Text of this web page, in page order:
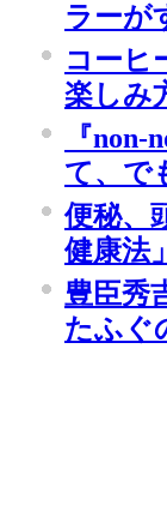
ラーが
コーヒ
楽しみ
『
て、で
便秘、
健康法」
豊臣秀
たふぐ